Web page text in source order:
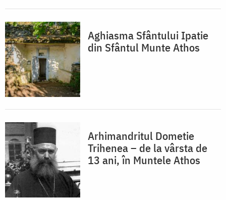
Aghiasma Sfântului Ipatie
din Sfântul Munte Athos
Arhimandritul Dometie
Trihenea – de la vârsta de
13 ani, în Muntele Athos